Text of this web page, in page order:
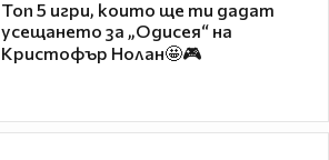
Топ 5 игри, които ще ти дадат
усещането за „Одисея“ на
Кристофър Нолан🤩🎮